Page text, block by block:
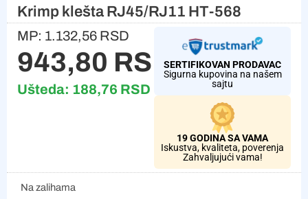
Krimp klešta RJ45/RJ11 HT-568
MP: 1.132,56 RSD
943,80 RSD
Ušteda: 188,76 RSD
SERTIFIKOVAN PRODAVAC
Sigurna kupovina na našem
sajtu
19 GODINA SA VAMA
Iskustva, kvaliteta, poverenja
Zahvaljujući vama!
Na zalihama